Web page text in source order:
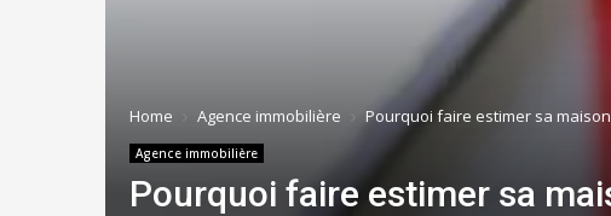
Home Agence immobilière Pourquoi faire estimer sa
Agence immobilière
Pourquoi faire estimer sa